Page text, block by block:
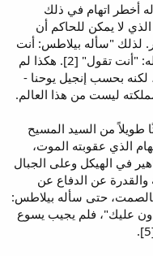
أخطر اتهام في ذلك
الذي لا يمكن للحاكم أن
لذلك "سأله بيلاطس: أنت
ملك اليهود؟" [2]. "فأجاب وقال له: "أنت تقول" [2]. هكذا لم
لكنه بحسب إنجيل يوحنا -
ليست من هذا العالم.
طويلاً من السيد المسيح
الذي عقوبته الموت،
في الهيكل وعلى الجبال
والقدرة عن الدفاع عن
حتى سأله بيلاطس:
عليك"، فلم يجيب يسوع